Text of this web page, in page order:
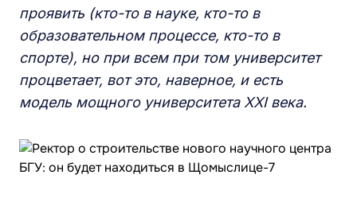
проявить (кто-то в науке, кто-то в
образовательном процессе, кто-то в
спорте), но при всем при том университет
процветает, вот это, наверное, и есть
модель мощного университета XXIвека.